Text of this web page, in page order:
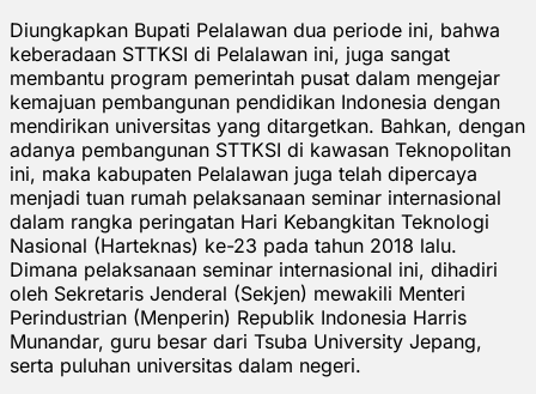
Diungkapkan Bupati Pelalawan dua periode ini, bahwa
keberadaan STTKSI di Pelalawan ini, juga sangat
membantu program pemerintah pusat dalam mengejar
kemajuan pembangunan pendidikan Indonesia dengan
mendirikan universitas yang ditargetkan. Bahkan, dengan
adanya pembangunan STTKSI di kawasan Teknopolitan
ini, maka kabupaten Pelalawan juga telah dipercaya
menjadi tuan rumah pelaksanaan seminar internasional
dalam rangka peringatan Hari Kebangkitan Teknologi
Nasional (Harteknas) ke-23 pada tahun 2018 lalu.
Dimana pelaksanaan seminar internasional ini, dihadiri
oleh Sekretaris Jenderal (Sekjen) mewakili Menteri
Perindustrian (Menperin) Republik Indonesia Harris
Munandar, guru besar dari Tsuba University Jepang,
serta puluhan universitas dalam negeri.